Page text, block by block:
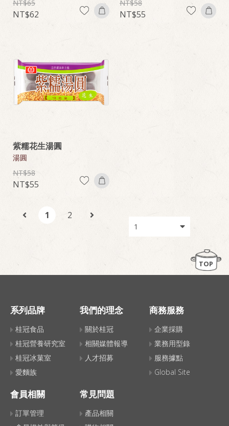
65
62
58
55
紫糯花生湯圓
湯圓
58
55
1 2
TOP
系列品牌
桂冠食品
桂冠營養研究室
桂冠冰菓室
愛麵族
我們的理念
關於桂冠
相關媒體報導
人才招募
商務服務
企業採購
業務用型錄
服務據點
Global Site
會員相關
訂單管理
常見問題
產品相關